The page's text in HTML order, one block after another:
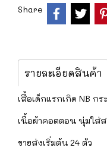
Share
รายละเอียดสินค้า
เสื้อเด็กแรกเกิด NB ก
เนื้อผ้าคอตตอน นุ่มใส่ส
ขายส่งเริ่มต้น 24 ตัว